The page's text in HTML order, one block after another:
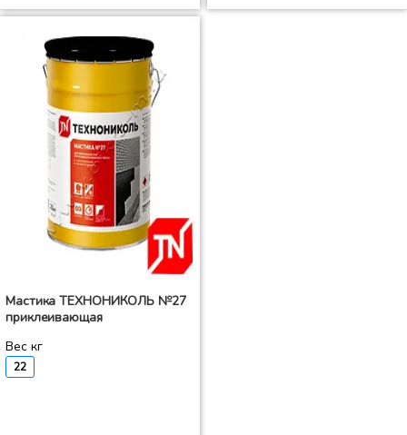
Мастика ТЕХНОНИКОЛЬ №27
приклеивающая
Вес кг
22